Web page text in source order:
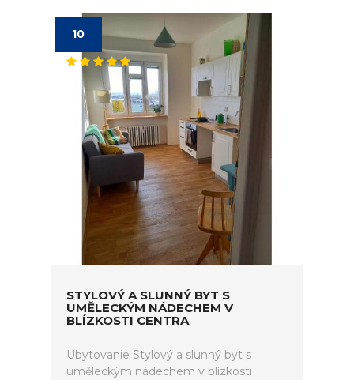
10
STYLOVÝ A SLUNNÝ BYT S
UMĚLECKÝM NÁDECHEM V
BLÍZKOSTI CENTRA
Ubytovanie Stylový a slunný byt s
uměleckým nádechem v blízkosti